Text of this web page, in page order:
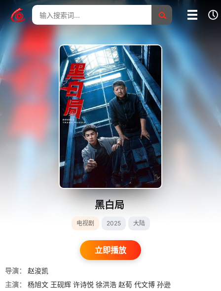
黑白局
电视剧 2025 大陆
立即播放
导演：
赵浚凯
主演：
杨旭文 王砚辉 许诗悦 徐洪浩 赵荀 代文博 孙逊